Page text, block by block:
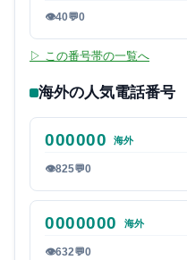
👁40💬0
▷ この番号帯の一覧へ
海外の人気電話番号
000000 海外
👁825💬0
0000000 海外
👁632💬0